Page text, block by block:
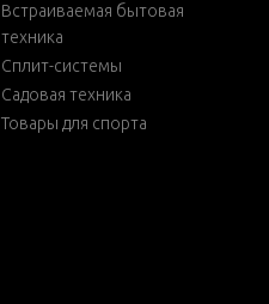
Встраиваемая бытовая
техника
Сплит-системы
Садовая техника
Товары для спорта